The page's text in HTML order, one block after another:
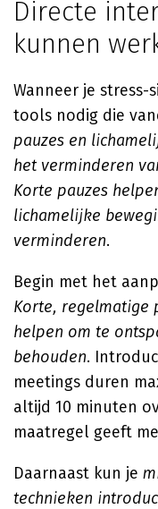
Directe
kunnen
Wanneer je
tools nodig die
pauzes en
het verminderen
Korte pauzes
lichamelijke
verminderen.
Begin met het
Korte, regelmatige
helpen om te
behouden.
meetings duren
altijd 10 minuten
maatregel geeft
Daarnaast kun je
technieken